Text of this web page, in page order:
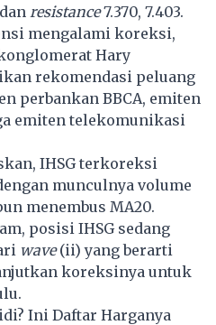
resistance7.370, 7.403.
mengalami koreksi,
Hary
rekomendasi peluang
perbankan BBCA, emiten
emiten telekomunikasi
IHSG terkoreksi
munculnya volume
menembus MA20.
posisi IHSG sedang
wave(ii) yang berarti
koreksinya untuk
Ini Daftar Harganya